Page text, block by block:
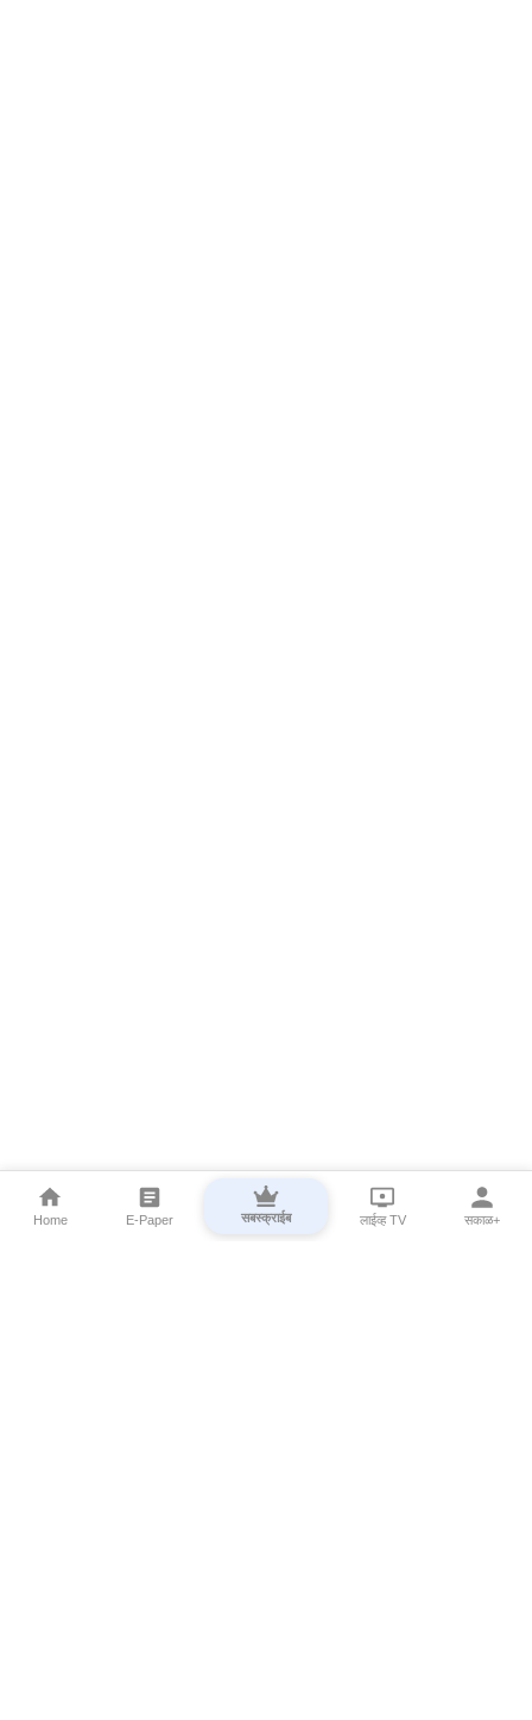
Home E-Paper सबस्क्राईब लाईव्ह TV सकाळ+